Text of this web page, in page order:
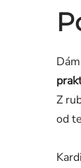
Z
od